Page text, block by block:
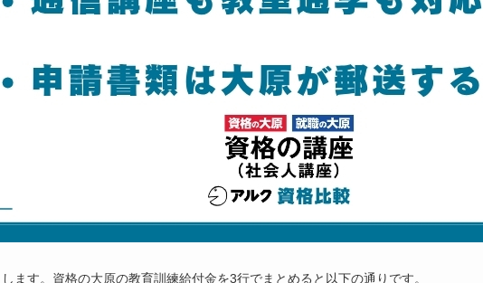
ます。資格の大原の教育訓練給付金を3行でまとめると以下の通りです。